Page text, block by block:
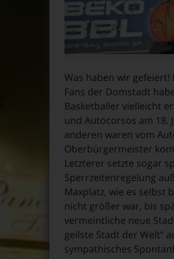
Was haben wir gefeiert!
Fans der Domstadt
Basketballer vielleicht
und Autocorsos am 18.
anderen waren vom
Oberbürgermeister
Letzterer setzte sogar
Sperrzeitenregelung
Maxplatz, wie es selbst
nicht größer war, bis
vermeintliche neue
geilste Stadt der Welt“
sympathisches